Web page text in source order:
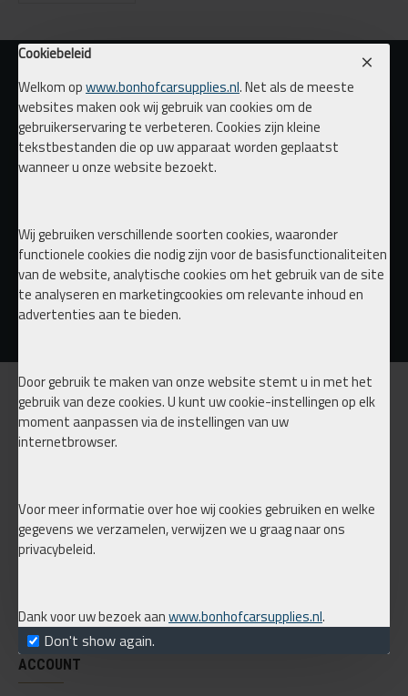
Cookiebeleid
Welkom opwww.bonhofcarsupplies.nl. Net als de meeste
websites maken ook wij gebruik van cookies om de
gebruikerservaring te verbeteren. Cookies zijn kleine
tekstbestanden die op uw apparaat worden geplaatst
wanneer u onze website bezoekt.
Wij gebruiken verschillende soorten cookies, waaronder
functionele cookies die nodig zijn voor de basisfunctionaliteiten
van de website, analytische cookies om het gebruik van de site
te analyseren en marketingcookies om relevante inhoud en
advertenties aan te bieden.
Door gebruik te maken van onze website stemt u in met het
gebruik van deze cookies. U kunt uw cookie-instellingen op elk
moment aanpassen via de instellingen van uw
internetbrowser.
Voor meer informatie over hoe wij cookies gebruiken en welke
gegevens we verzamelen, verwijzen we u graag naar ons
privacybeleid.
Dank voor uw bezoek aanwww.bonhofcarsupplies.nl.
Don't show again.
Tornado Cleaning tool
€ 95,00 € 115,00
TA Technix airride met extra verstelling achterzijde
€ 949,00
INFORMATIE
Over ons
Privacy
Mijn account
BNHF merchandise
ACCOUNT